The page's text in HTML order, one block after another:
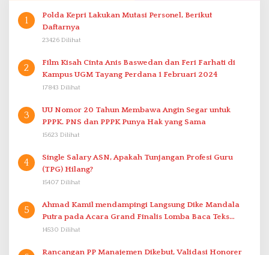
1
Polda Kepri Lakukan Mutasi Personel, Berikut
Daftarnya
23426 Dilihat
2
Film Kisah Cinta Anis Baswedan dan Feri Farhati di
Kampus UGM Tayang Perdana 1 Februari 2024
17843 Dilihat
3
UU Nomor 20 Tahun Membawa Angin Segar untuk
PPPK. PNS dan PPPK Punya Hak yang Sama
15623 Dilihat
4
Single Salary ASN, Apakah Tunjangan Profesi Guru
(TPG) Hilang?
15407 Dilihat
5
Ahmad Kamil mendampingi Langsung Dike Mandala
Putra pada Acara Grand Finalis Lomba Baca Teks
Proklamasi Mirip Bung Karno di Bali
14530 Dilihat
Rancangan PP Manajemen Dikebut, Validasi Honorer